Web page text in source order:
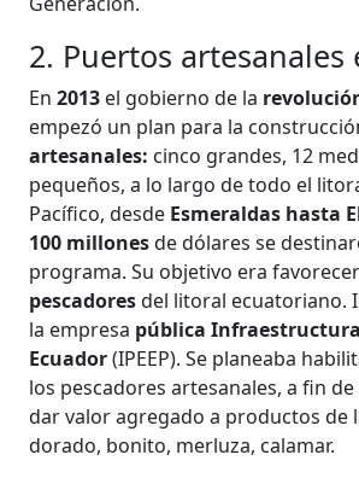
2. Puertos artesanales
En 2013 el gobierno de la
empezó un plan para la
artesanales: cinco grandes, 12
pequeños, a lo largo de todo el
Pacífico, desde Esmeraldas hasta
100 millonesde dólares se
programa. Su objetivo era
pescadoresdel litoral ecuatoriano.
la empresa pública
Ecuador(IPEEP). Se planeaba
los pescadores artesanales, a fin
dar valor agregado a productos de
dorado, bonito, merluza, calamar.